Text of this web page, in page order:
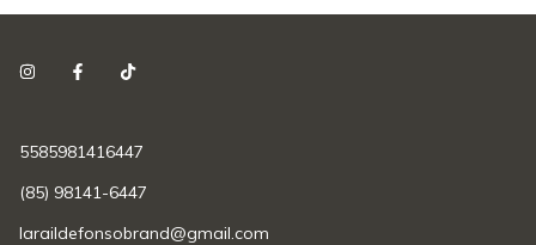
5585981416447
(85) 98141-6447
laraildefonsobrand@gmail.com